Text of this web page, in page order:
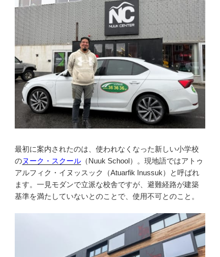
最初に案内されたのは、使われなくなった新しい小学校
のヌーク・スクール （Nuuk School）。現地語ではアトゥ
アルフィク・イヌッスック（Atuarfik Inussuk）と呼ばれ
ます。一見モダンで立派な校舎ですが、避難経路が建築
基準を満たしていないとのことで、使用不可とのこと。